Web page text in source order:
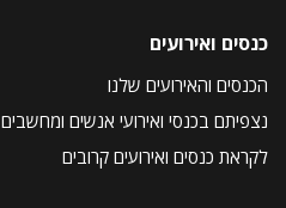
כנסים ואירועים
הכנסים והאירועים שלנו
נצפיתם בכנסי ואירועי אנשים ומחשבים
לקראת כנסים ואירועים קרובים